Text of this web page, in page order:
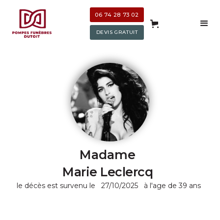
06 74 28 73 02
DEVIS GRATUIT
Madame
Marie Leclercq
le décès est survenu le 27/10/2025 à l'age de 39 ans